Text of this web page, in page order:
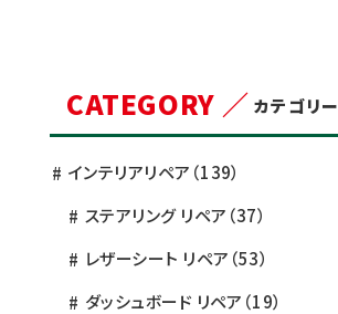
CATEGORY ／ カテゴリー
インテリアリペア （139）
ステアリング リペア （37）
レザーシート リペア （53）
ダッシュボード リペア （19）